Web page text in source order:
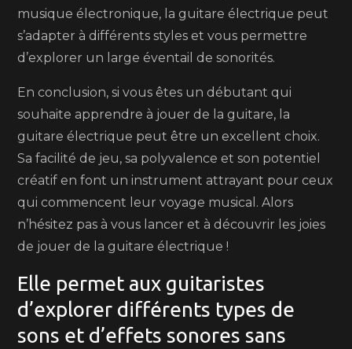
musique électronique, la guitare électrique peut
s’adapter à différents styles et vous permettre
d’explorer un large éventail de sonorités.
En conclusion, si vous êtes un débutant qui
souhaite apprendre à jouer de la guitare, la
guitare électrique peut être un excellent choix.
Sa facilité de jeu, sa polyvalence et son potentiel
créatif en font un instrument attrayant pour ceux
qui commencent leur voyage musical. Alors
n’hésitez pas à vous lancer et à découvrir les joies
de jouer de la guitare électrique !
Elle permet aux guitaristes
d’explorer différents types de
sons et d’effets sonores sans